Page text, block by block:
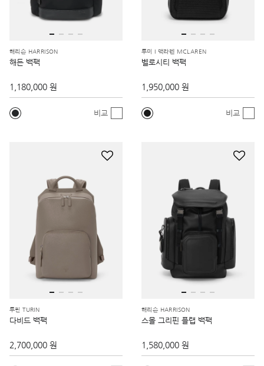
해리슨 HARRISON
해든 백팩
1,180,000 원
비교
투미 I 맥라렌 MCLAREN
벨로시티 백팩
1,950,000 원
비교
투린 TURIN
다비드 백팩
2,700,000 원
해리슨 HARRISON
스몰 그리핀 플랩 백팩
1,580,000 원